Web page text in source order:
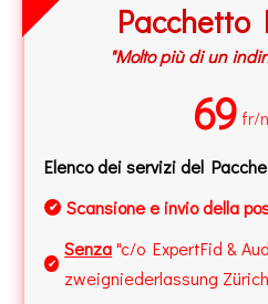
Pacchetto
"Molto più di un
69 fr/
Elenco dei servizi del
✔ Scansione e invio della
✔
Senza"c/o ExpertFid &
zweigniederlassung